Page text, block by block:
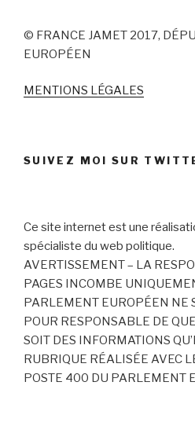
© FRANCE JAMET 2017,
EUROPÉEN
MENTIONS LÉGALES
SUIVEZ MOI SUR
Ce site internet est une
spécialiste du web politique.
AVERTISSEMENT – LA
PAGES INCOMBE
PARLEMENT EUROPÉEN NE
POUR RESPONSABLE DE
SOIT DES INFORMATIONS
RUBRIQUE RÉALISÉE AVEC
POSTE 400 DU PARLEMENT